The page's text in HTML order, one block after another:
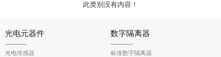
此类别没有内容！
光电元器件
光电传感器
数字隔离器
标准数字隔离器